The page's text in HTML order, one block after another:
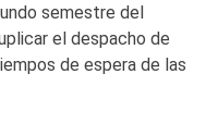
semestre del
el despacho de
de espera de las